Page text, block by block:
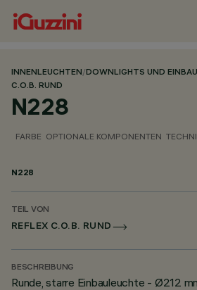
INNENLEUCHTEN/DOWNLIGHTS UND
C.O.B. RUND
N228
FARBE OPTIONALE KOMPONENTEN
N228
TEIL VON
REFLEX C.O.B. RUND
BESCHREIBUNG
Runde, starre Einbauleuchte - Ø212